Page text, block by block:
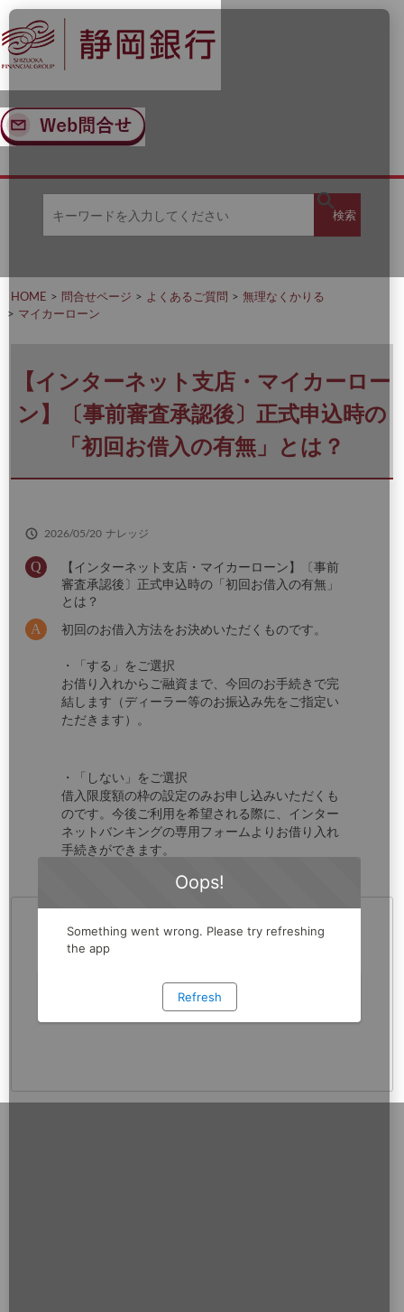
ナ
ビ
ゲ
ー
ン
へ
ス
メ
イ
ン
コ
ン
ツ
へ
ー
ワ
入
力
く
だ
さ
い
検索
検
HOME 問合せページ よくあるご質問
無理なくかりる
マイカーローン
【インターネット支店・マイカーロー
ン】〔事前審査承認後〕正式申込時の
「初回お借入の有無」とは？
2026/05/20 ナレッジ
【インターネット支店・マイカーローン】〔事前
審査承認後〕正式申込時の「初回お借入の有無」
とは？
初回のお借入方法をお決めいただくものです。
・「する」をご選択
お借り入れからご融資まで、今回のお手続きで完
結します（ディーラー等のお振込み先をご指定い
ただきます）。
・「しない」をご選択
借入限度額の枠の設定のみお申し込みいただくも
のです。今後ご利用を希望される際に、インター
ネットバンキングの専用フォームよりお借り入れ
手続きができます。